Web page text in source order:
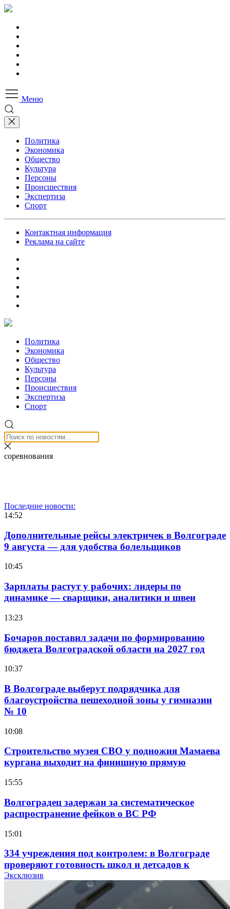
Меню
Политика
Экономика
Общество
Культура
Персоны
Происшествия
Экспертиза
Спорт
Контактная информация
Реклама на сайте
Политика
Экономика
Общество
Культура
Персоны
Происшествия
Экспертиза
Спорт
соревнования
Последние новости:
14:52
Дополнительные рейсы электричек в Волгограде
9 августа — для удобства болельщиков
10:45
Зарплаты растут у рабочих: лидеры по
динамике — сварщики, аналитики и швеи
13:23
Бочаров поставил задачи по формированию
бюджета Волгоградской области на 2027 год
10:37
В Волгограде выберут подрядчика для
благоустройства пешеходной зоны у гимназии
№ 10
10:08
Строительство музея СВО у подножия Мамаева
кургана выходит на финишную прямую
15:55
Волгоградец задержан за систематическое
распространение фейков о ВС РФ
15:01
334 учреждения под контролем: в Волгограде
проверяют готовность школ и детсадов к
учебному году
Эксклюзив